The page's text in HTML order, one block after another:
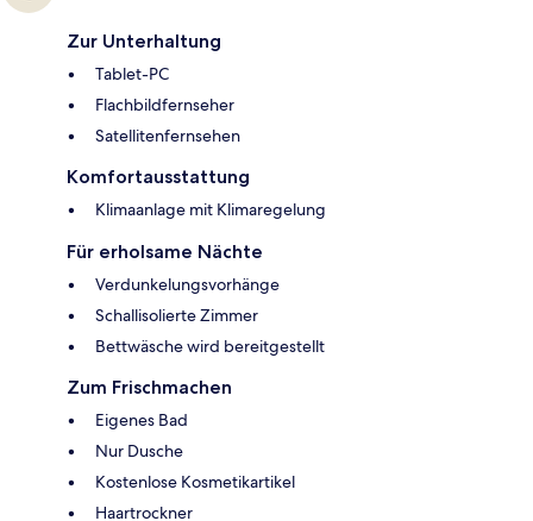
Zur Unterhaltung
Tablet-PC
Flachbildfernseher
Satellitenfernsehen
Komfortausstattung
Klimaanlage mit Klimaregelung
Für erholsame Nächte
Verdunkelungsvorhänge
Schallisolierte Zimmer
Bettwäsche wird bereitgestellt
Zum Frischmachen
Eigenes Bad
Nur Dusche
Kostenlose Kosmetikartikel
Haartrockner